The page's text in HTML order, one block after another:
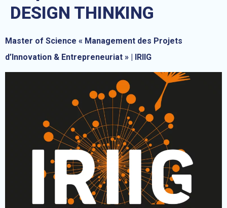
DESIGN THINKING
Master of Science « Management des Projets
d’Innovation & Entrepreneuriat » | IRIIG